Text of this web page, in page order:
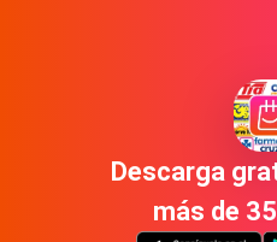
Descarga
más de